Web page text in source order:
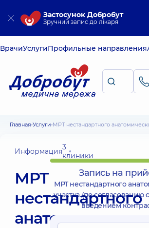
Застосунок Добробут
Зручний запис до лікаря
ВрачиУслугиПрофильные направления
Главная Услуги МРТ нестандартного анатомического участка (по
Информация3
клиники
МРТ
нестандартного
анатомического
Запись на
МРТ нестандартного
участка (по согласованию
введением